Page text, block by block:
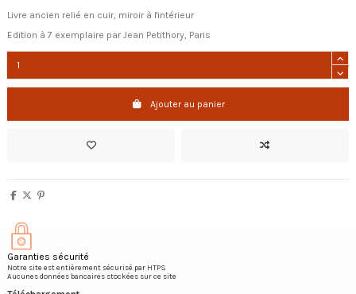
Livre ancien relié en cuir, miroir à l'intérieur
Edition à 7 exemplaire par Jean Petithory, Paris
Ajouter au panier
Garanties sécurité
Notre site est entièrement sécurisé par HTPS
Aucunes données bancaires stockées sur ce site